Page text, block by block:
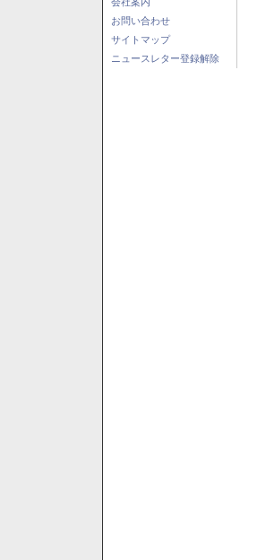
お問い合わせ
サイトマップ
ニュースレター登録解除